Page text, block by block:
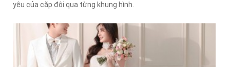
yêu của cặp đôi qua từng khung hình.